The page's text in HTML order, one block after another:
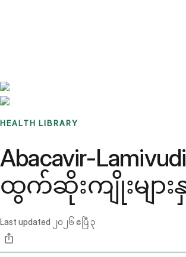
HEALTH LIBRARY
Abacavir-
ထွက်ဆိုးကျိုးများနှ
Last updated ၂၀၂၆ ဧပြီ ၃